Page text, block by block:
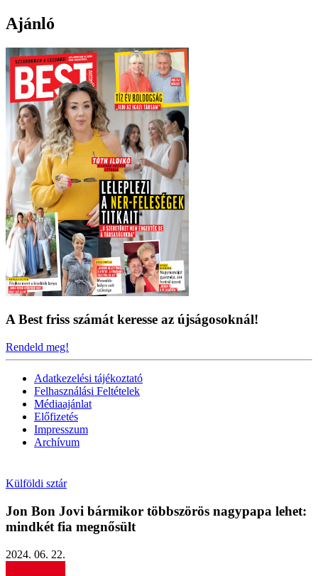
Ajánló
A Best friss számát keresse az újságosoknál!
Rendeld meg!
Adatkezelési tájékoztató
Felhasználási Feltételek
Médiaajánlat
Előfizetés
Impresszum
Archívum
Külföldi sztár
Jon Bon Jovi bármikor többszörös nagypapa lehet:
mindkét fia megnősült
2024. 06. 22.